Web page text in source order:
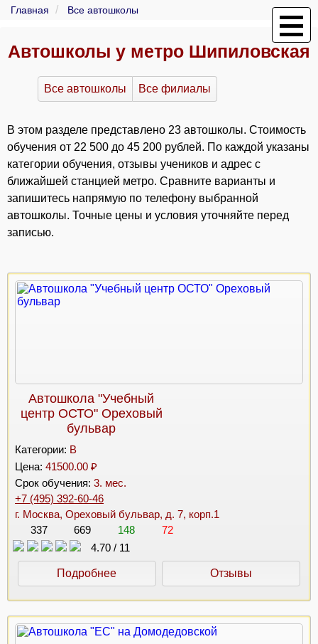
Главная Все автошколы
Автошколы у метро Шипиловская
Все автошколы Все филиалы
В этом разделе представлено 23 автошколы. Стоимость
обучения от 22 500 до 45 200 рублей. По каждой указаны
категории обучения, отзывы учеников и адрес с
ближайшей станцией метро. Сравните варианты и
запишитесь напрямую по телефону выбранной
автошколы. Точные цены и условия уточняйте перед
записью.
Автошкола "Учебный
центр ОСТО" Ореховый
бульвар
Категории: B
Цена: 41500.00 ₽
Срок обучения: 3. мес.
+7 (495) 392-60-46
г. Москва, Ореховый бульвар, д. 7, корп.1
337
669 148
72
4.70 / 11
Подробнее Отзывы